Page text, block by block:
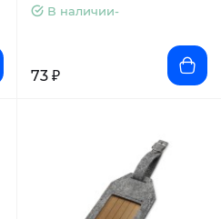
В наличии-
73 ₽